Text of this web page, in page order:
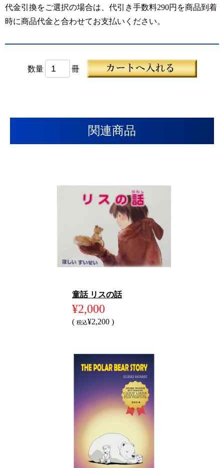
代金引換をご選択の場合は、代引き手数料290円を商品到着
時に商品代金と合わせてお支払いください。
数量 冊
関連商品
童話 リスの話
¥2,000
( 税込¥2,200 )